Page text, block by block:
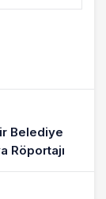
Belediye
Kaya Röportajı